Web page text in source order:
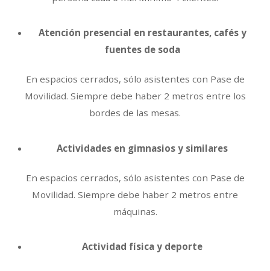
Atención presencial en restaurantes, cafés y
fuentes de soda
En espacios cerrados, sólo asistentes con Pase de
Movilidad. Siempre debe haber 2 metros entre los
bordes de las mesas.
Actividades en gimnasios y similares
En espacios cerrados, sólo asistentes con Pase de
Movilidad. Siempre debe haber 2 metros entre
máquinas.
Actividad física y deporte